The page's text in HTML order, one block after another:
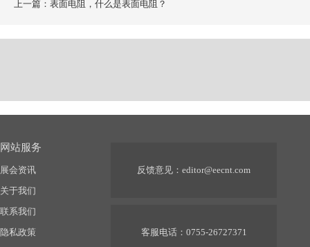
上一篇：表面电阻，什么是表面电阻？
网站服务
展会资讯
关于我们
联系我们
隐私政策
反馈意见： editor@eecnt.com
客服电话：0755-26727371